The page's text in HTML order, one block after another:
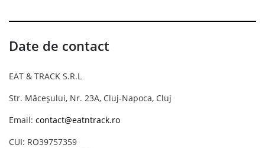
Date de contact
EAT & TRACK S.R.L
Str. Măceșului, Nr. 23A, Cluj-Napoca, Cluj
Email: contact@eatntrack.ro
CUI: RO39757359